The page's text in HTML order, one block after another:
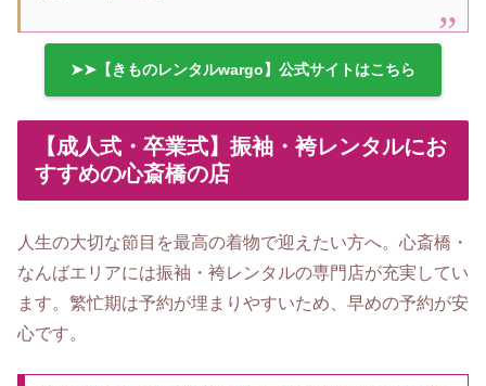
➤➤【きものレンタルwargo】公式サイトはこちら
【成人式・卒業式】振袖・袴レンタルにお
すすめの心斎橋の店
人生の大切な節目を最高の着物で迎えたい方へ。心斎橋・
なんばエリアには振袖・袴レンタルの専門店が充実してい
ます。繁忙期は予約が埋まりやすいため、早めの予約が安
心です。